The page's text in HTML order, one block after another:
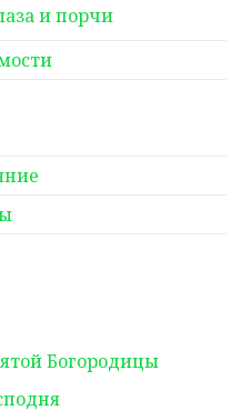
и порчи
Богородицы